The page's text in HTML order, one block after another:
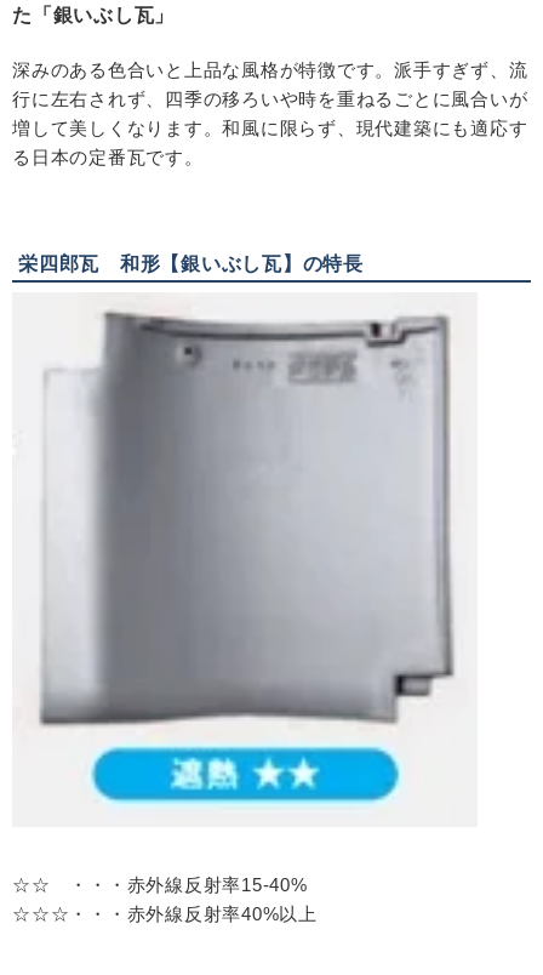
た「銀いぶし瓦」
深みのある色合いと上品な風格が特徴です。派手すぎず、流
行に左右されず、四季の移ろいや時を重ねるごとに風合いが
増して美しくなります。和風に限らず、現代建築にも適応す
る日本の定番瓦です。
栄四郎瓦 和形【銀いぶし瓦】の特長
☆☆ ・・・赤外線反射率15-40%
☆☆☆・・・赤外線反射率40%以上